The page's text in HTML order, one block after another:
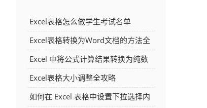
Excel表格怎么做学生考试名单
Excel表格转换为Word文档的方法全
解析
Excel 中将公式计算结果转换为纯数
字的多种方法
Excel表格大小调整全攻略
如何在 Excel 表格中设置下拉选择内